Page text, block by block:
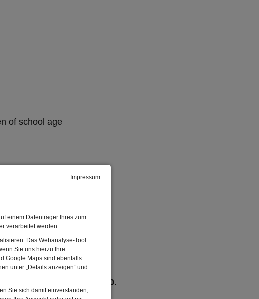
Impressum
einem Datenträger Ihres zum
verarbeitet werden.
Das Webanalyse-Tool
Sie uns hierzu Ihre
Google Maps sind ebenfalls
unter „Details anzeigen“ und
Sie sich damit einverstanden,
of school age
a discount of € 1.00.